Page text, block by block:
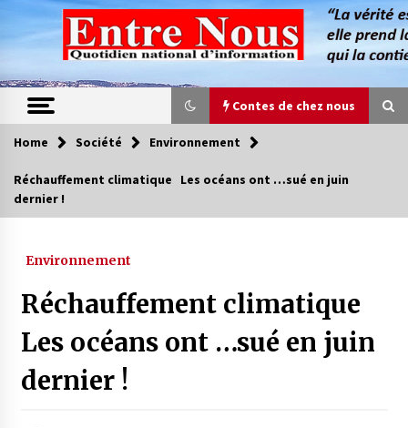
content
Contes de chez nous
Contes de chez nous
Magie de sorcier
4 ans ago
Oum el Gaïla / L’ogresse du M’zab
Home Société Environnement
Réchauffement climatique Les océans ont …sué en juin
dernier !
Environnement
Réchauffement climatique
Les océans ont …sué en juin
dernier !